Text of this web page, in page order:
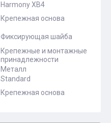
Harmony XB4
Крепежная основа
Фиксирующая шайба
Крепежные и монтажные
принадлежности
Металл
Standard
Крепежная основа